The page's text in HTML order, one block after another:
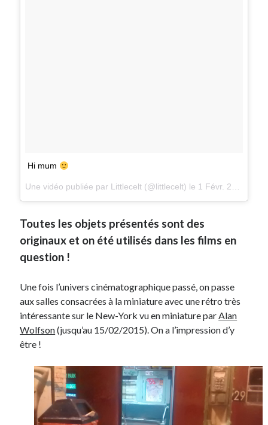
Hi mum
Une vidéo publiée par Littlecelt (@littlecelt) le 1 Févr. 2015 à 8h56 PST
Toutes les objets présentés sont des
originaux et on été utilisés dans les films en
question !
Une fois l’univers cinématographique passé, on passe
aux salles consacrées à la miniature avec une rétro très
intéressante sur le New-York vu en miniature parAlan
Wolfson(jusqu’au 15/02/2015). On a l’impression d’y
être !